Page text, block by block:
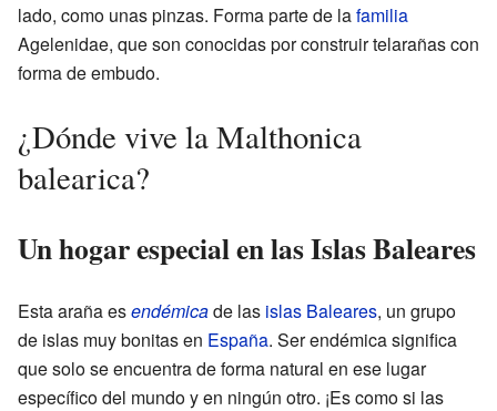
lado, como unas pinzas. Forma parte de lafamilia
Agelenidae, que son conocidas por construir telarañas con
forma de embudo.
¿Dónde vive la Malthonica
balearica?
Un hogar especial en las Islas Baleares
Esta araña esendémicade las islas Baleares, un grupo
de islas muy bonitas en España. Ser endémica significa
que solo se encuentra de forma natural en ese lugar
específico del mundo y en ningún otro. ¡Es como si las